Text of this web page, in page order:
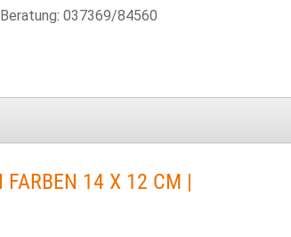
: 037369/84560
FARBEN 14 X 12 CM |